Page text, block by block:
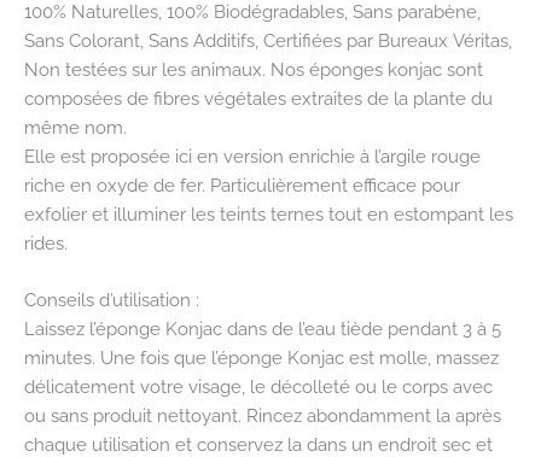
100% Naturelles, 100% Biodégradables, Sans parabène,
Sans Colorant, Sans Additifs, Certifiées par Bureaux Véritas,
Non testées sur les animaux. Nos éponges konjac sont
composées de fibres végétales extraites de la plante du
même nom.
Elle est proposée ici en version enrichie à l’argile rouge
riche en oxyde de fer. Particulièrement efficace pour
exfolier et illuminer les teints ternes tout en estompant les
rides.
Conseils d’utilisation :
Laissez l’éponge Konjac dans de l’eau tiède pendant 3 à 5
minutes. Une fois que l’éponge Konjac est molle, massez
délicatement votre visage, le décolleté ou le corps avec
ou sans produit nettoyant. Rincez abondamment la après
chaque utilisation et conservez la dans un endroit sec et